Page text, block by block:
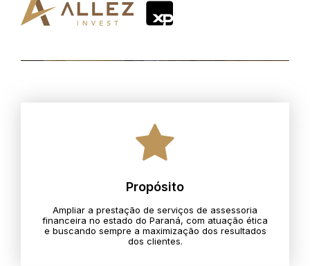
Propósito
Ampliar a prestação de serviços de assessoria
financeira no estado do Paraná, com atuação ética
e buscando sempre a maximização dos resultados
dos clientes.